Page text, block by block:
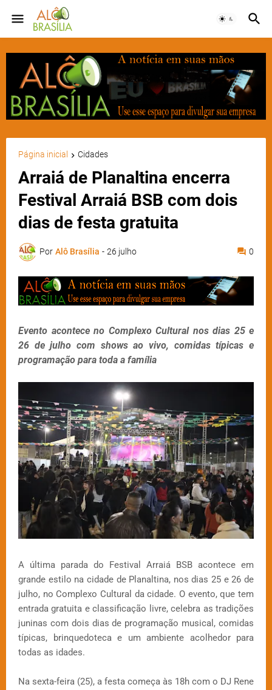
Página inicial Cidades
Arraiá de Planaltina encerra
Festival Arraiá BSB com dois
dias de festa gratuita
Por Alô Brasília - 26 julho 0
Evento acontece no Complexo Cultural nos dias 25 e
26 de julho com shows ao vivo, comidas típicas e
programação para toda a família
A última parada do Festival Arraiá BSB acontece em
grande estilo na cidade de Planaltina, nos dias 25 e 26 de
julho, no Complexo Cultural da cidade. O evento, que tem
entrada gratuita e classificação livre, celebra as tradições
juninas com dois dias de programação musical, comidas
típicas, brinquedoteca e um ambiente acolhedor para
todas as idades.
Na sexta-feira (25), a festa começa às 18h com o DJ Rene